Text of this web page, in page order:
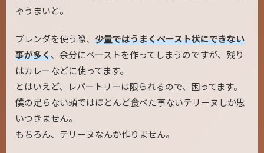
ゃうまいと。
ブレンダを使う際、 少量ではうまくペースト状にできない
事が多く、余分にペーストを作ってしまうのですが、残り
はカレーなどに使ってます。
とはいえど、レパートリーは限られるので、困ってます。
僕の足らない頭ではほとんど食べた事ないテリーヌしか思
いつきません。
もちろん、テリーヌなんか作りません。